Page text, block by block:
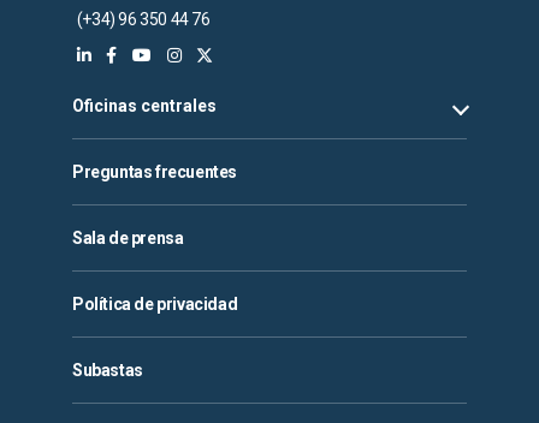
(+34) 96 350 44 76
Oficinas centrales
Preguntas frecuentes
Sala de prensa
Política de privacidad
Subastas